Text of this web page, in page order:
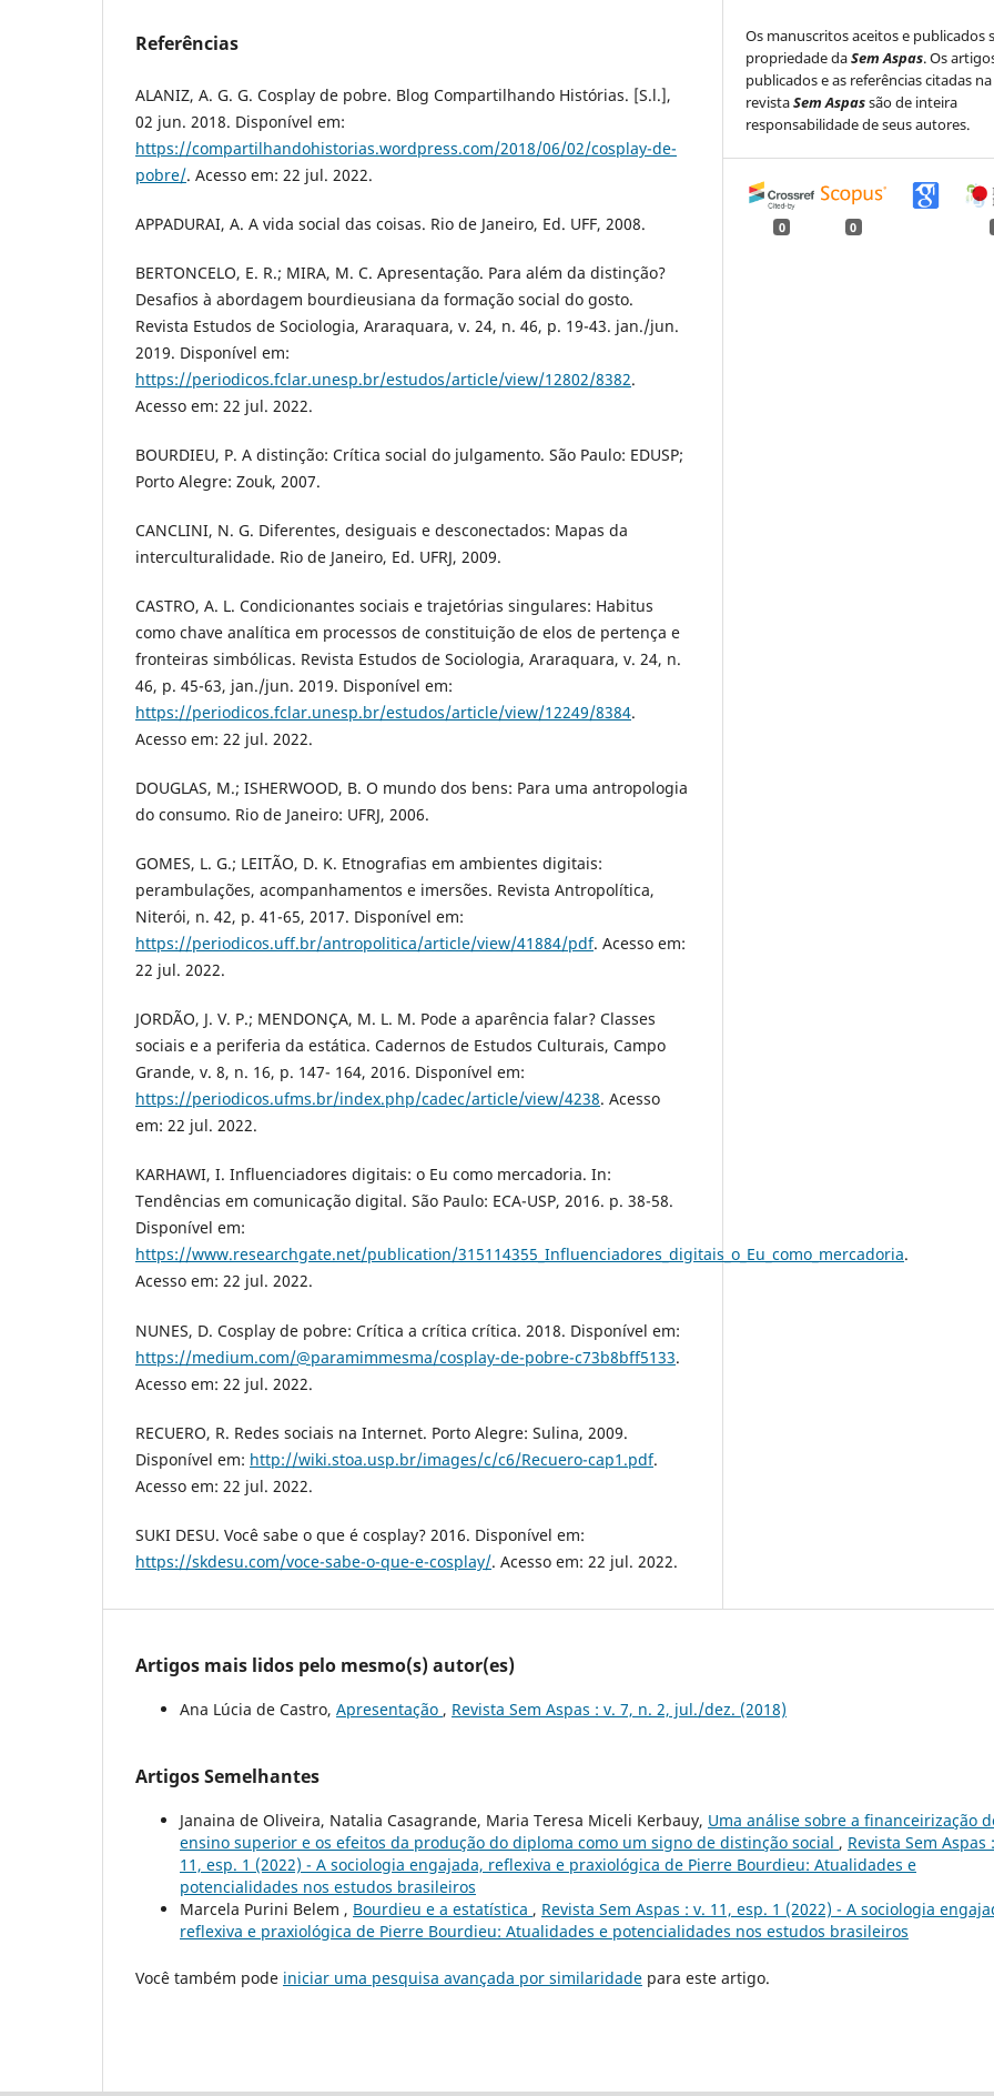
Referências
ALANIZ, A. G. G. Cosplay de pobre. Blog Compartilhando Histórias. [S.l.],
02 jun. 2018. Disponível em:
https://compartilhandohistorias.wordpress.com/2018/06/02/cosplay-de-
pobre/. Acesso em: 22 jul. 2022.
APPADURAI, A. A vida social das coisas. Rio de Janeiro, Ed. UFF, 2008.
BERTONCELO, E. R.; MIRA, M. C. Apresentação. Para além da distinção?
Desafios à abordagem bourdieusiana da formação social do gosto.
Revista Estudos de Sociologia, Araraquara, v. 24, n. 46, p. 19-43. jan./jun.
2019. Disponível em:
https://periodicos.fclar.unesp.br/estudos/article/view/12802/8382.
Acesso em: 22 jul. 2022.
BOURDIEU, P. A distinção: Crítica social do julgamento. São Paulo: EDUSP;
Porto Alegre: Zouk, 2007.
CANCLINI, N. G. Diferentes, desiguais e desconectados: Mapas da
interculturalidade. Rio de Janeiro, Ed. UFRJ, 2009.
CASTRO, A. L. Condicionantes sociais e trajetórias singulares: Habitus
como chave analítica em processos de constituição de elos de pertença e
fronteiras simbólicas. Revista Estudos de Sociologia, Araraquara, v. 24, n.
46, p. 45-63, jan./jun. 2019. Disponível em:
https://periodicos.fclar.unesp.br/estudos/article/view/12249/8384.
Acesso em: 22 jul. 2022.
DOUGLAS, M.; ISHERWOOD, B. O mundo dos bens: Para uma antropologia
do consumo. Rio de Janeiro: UFRJ, 2006.
GOMES, L. G.; LEITÃO, D. K. Etnografias em ambientes digitais:
perambulações, acompanhamentos e imersões. Revista Antropolítica,
Niterói, n. 42, p. 41-65, 2017. Disponível em:
https://periodicos.uff.br/antropolitica/article/view/41884/pdf. Acesso em:
22 jul. 2022.
JORDÃO, J. V. P.; MENDONÇA, M. L. M. Pode a aparência falar? Classes
sociais e a periferia da estática. Cadernos de Estudos Culturais, Campo
Grande, v. 8, n. 16, p. 147- 164, 2016. Disponível em:
https://periodicos.ufms.br/index.php/cadec/article/view/4238. Acesso
em: 22 jul. 2022.
KARHAWI, I. Influenciadores digitais: o Eu como mercadoria. In:
Tendências em comunicação digital. São Paulo: ECA-USP, 2016. p. 38-58.
Disponível em:
https://www.researchgate.net/publication/315114355_Influenciadores_digitais_o_Eu_como_mercadoria.
Acesso em: 22 jul. 2022.
NUNES, D. Cosplay de pobre: Crítica a crítica crítica. 2018. Disponível em:
https://medium.com/@paramimmesma/cosplay-de-pobre-c73b8bff5133.
Acesso em: 22 jul. 2022.
RECUERO, R. Redes sociais na Internet. Porto Alegre: Sulina, 2009.
Disponível em: http://wiki.stoa.usp.br/images/c/c6/Recuero-cap1.pdf.
Acesso em: 22 jul. 2022.
SUKI DESU. Você sabe o que é cosplay? 2016. Disponível em:
https://skdesu.com/voce-sabe-o-que-e-cosplay/. Acesso em: 22 jul. 2022.
Os manuscritos aceitos e publicados
propriedade daSem Aspas. Os
publicados e as referências citadas na
revistaSem Aspassão de inteira
responsabilidade de seus autores.
0 0
Artigos mais lidos pelo mesmo(s) autor(es)
Ana Lúcia de Castro, Apresentação , Revista Sem Aspas : v. 7, n. 2, jul./dez. (2018)
Artigos Semelhantes
Janaina de Oliveira, Natalia Casagrande, Maria Teresa Miceli Kerbauy, Uma análise sobre a financeirização
ensino superior e os efeitos da produção do diploma como um signo de distinção social , Revista Sem Aspas
11, esp. 1 (2022) - A sociologia engajada, reflexiva e praxiológica de Pierre Bourdieu: Atualidades e
potencialidades nos estudos brasileiros
Marcela Purini Belem , Bourdieu e a estatística , Revista Sem Aspas : v. 11, esp. 1 (2022) - A sociologia
reflexiva e praxiológica de Pierre Bourdieu: Atualidades e potencialidades nos estudos brasileiros
Você também pode iniciar uma pesquisa avançada por similaridade para este artigo.